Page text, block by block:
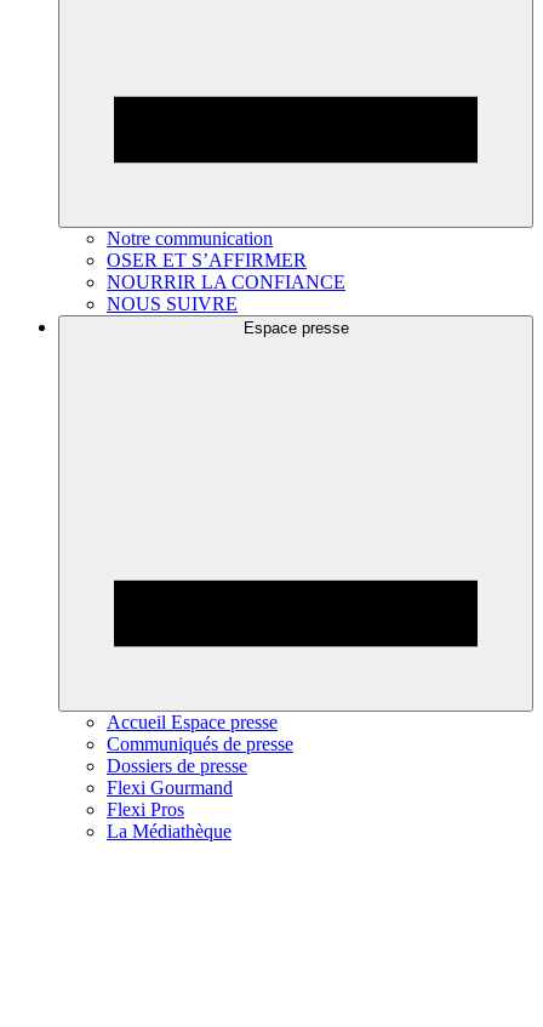
Notre communication
OSER ET S’AFFIRMER
NOURRIR LA CONFIANCE
NOUS SUIVRE
Espace presse
Accueil Espace presse
Communiqués de presse
Dossiers de presse
Flexi Gourmand
Flexi Pros
La Médiathèque